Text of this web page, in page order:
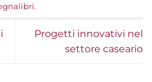
.
Progetti innovativi nel
settore caseario